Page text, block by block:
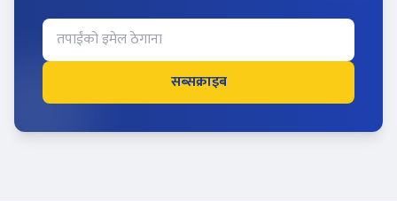
सब्सक्राइब